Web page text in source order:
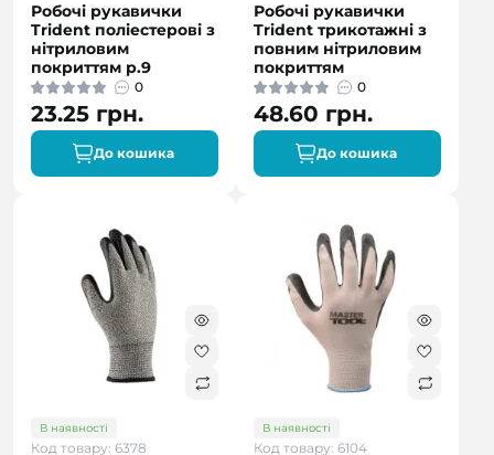
Робочі рукавички
Trident поліестерові з
нітриловим
покриттям р.9
0
23.25 грн.
До кошика
Робочі рукавички
Trident трикотажні з
повним нітриловим
покриттям
0
48.60 грн.
До кошика
В наявності
Код товару: 6378
В наявності
Код товару: 6104